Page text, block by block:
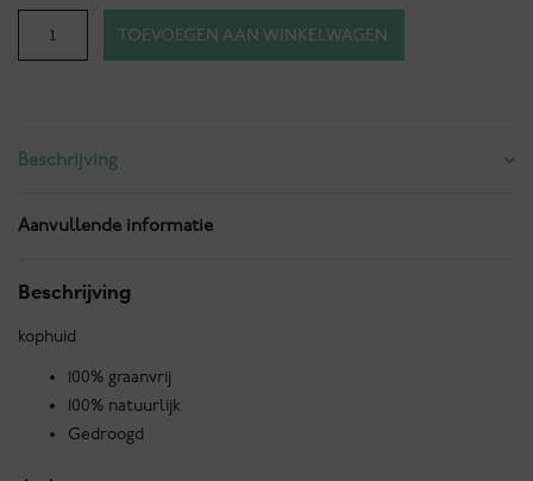
aantal
TOEVOEGEN AAN WINKELWAGEN
Beschrijving
Aanvullende informatie
Beschrijving
kophuid
100% graanvrij
100% natuurlijk
Gedroogd